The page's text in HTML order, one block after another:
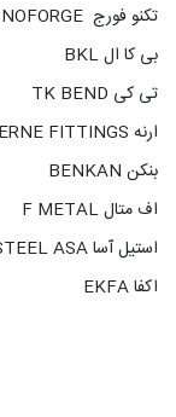
تکنو فورج TECNOFORGE
بی کا ال BKL
تی کی TK BEND
ارنه ERNE FITTINGS
بنکن BENKAN
اف متال F METAL
استیل آسا STEEL ASA
اکفا EKFA